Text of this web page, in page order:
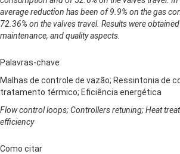
average reduction has been of 9.9% on the gas
72.36% on the valves travel. Results were
maintenance, and quality aspects.
Palavras-chave
Malhas de controle de vazão; Ressintonia de
tratamento térmico; Eficiência energética
Flow control loops; Controllers retuning; Heat
efficiency
Como citar